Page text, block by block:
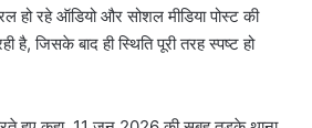
हो रहे ऑडियो और सोशल मीडिया पोस्ट की
है, जिसके बाद ही स्थिति पूरी तरह स्पष्ट हो